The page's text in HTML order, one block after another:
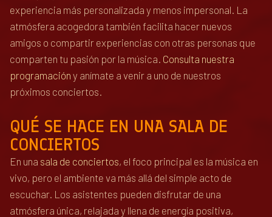
experiencia más personalizada y menos impersonal. La
atmósfera acogedora también facilita hacer nuevos
amigos o compartir experiencias con otras personas que
comparten tu pasión por la música. Consulta nuestra
programación y anímate a venir a uno de nuestros
próximos conciertos.
QUÉ SE HACE EN UNA SALA DE
CONCIERTOS
En una sala de conciertos, el foco principal es la música en
vivo, pero el ambiente va más allá del simple acto de
escuchar. Los asistentes pueden disfrutar de una
atmósfera única, relajada y llena de energía positiva,